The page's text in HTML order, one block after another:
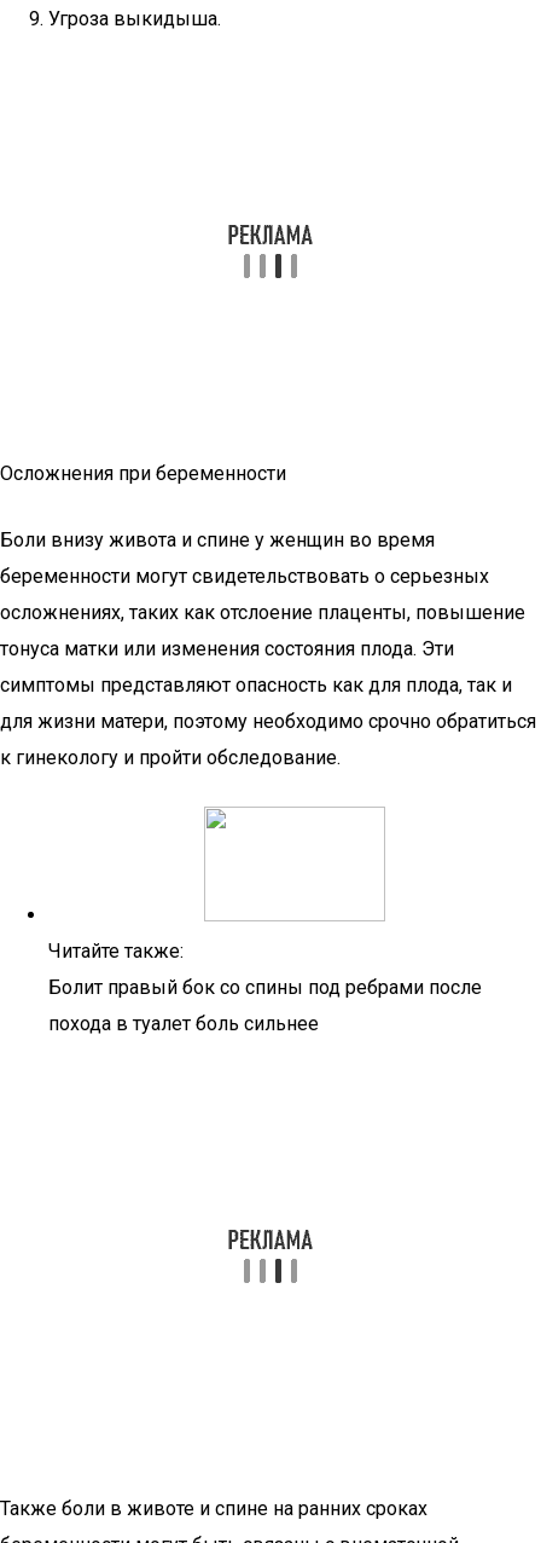
Угроза выкидыша.
Осложнения при беременности
Боли внизу живота и спине у женщин во время
беременности могут свидетельствовать о серьезных
осложнениях, таких как отслоение плаценты, повышение
тонуса матки или изменения состояния плода. Эти
симптомы представляют опасность как для плода, так и
для жизни матери, поэтому необходимо срочно обратиться
к гинекологу и пройти обследование.
Читайте также:
Болит правый бок со спины под ребрами после
похода в туалет боль сильнее
Также боли в животе и спине на ранних сроках